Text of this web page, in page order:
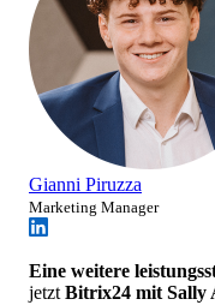
Gianni Piruzza
Marketing Manager
Eine weitere
jetzt Bitrix24 mit Sally